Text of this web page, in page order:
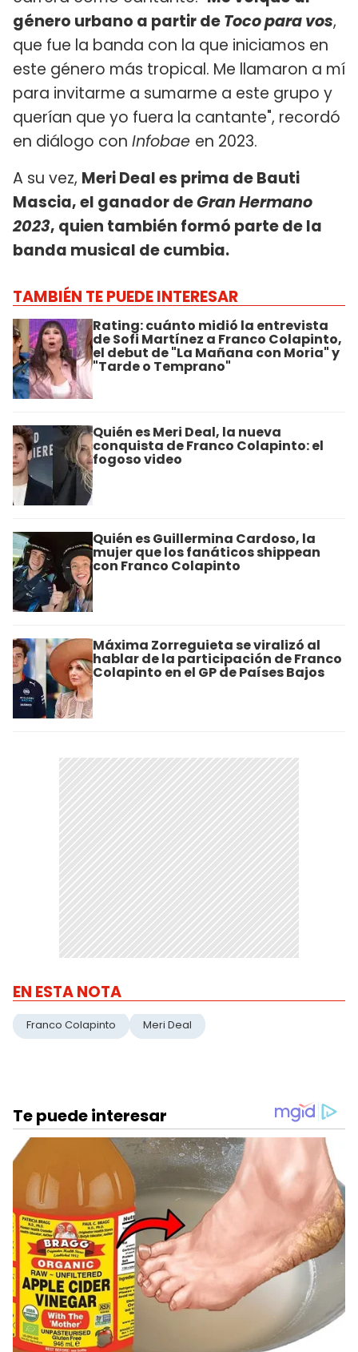
género urbano a partir deToco para vos,
que fue la banda con la que iniciamos en
este género más tropical. Me llamaron a mí
para invitarme a sumarme a este grupo y
querían que yo fuera la cantante", recordó
en diálogo con Infobae en 2023.
A su vez, Meri Deal es prima de Bauti
Mascia, el ganador deGran Hermano
2023, quien también formó parte de la
banda musical de cumbia.
TAMBIÉN TE PUEDE INTERESAR
Rating: cuánto midió la entrevista
de Sofi Martínez a Franco Colapinto,
el debut de "La Mañana con Moria" y
"Tarde o Temprano"
Quién es Meri Deal, la nueva
conquista de Franco Colapinto: el
fogoso video
Quién es Guillermina Cardoso, la
mujer que los fanáticos shippean
con Franco Colapinto
Máxima Zorreguieta se viralizó al
hablar de la participación de Franco
Colapinto en el GP de Países Bajos
EN ESTA NOTA
Franco Colapinto Meri Deal